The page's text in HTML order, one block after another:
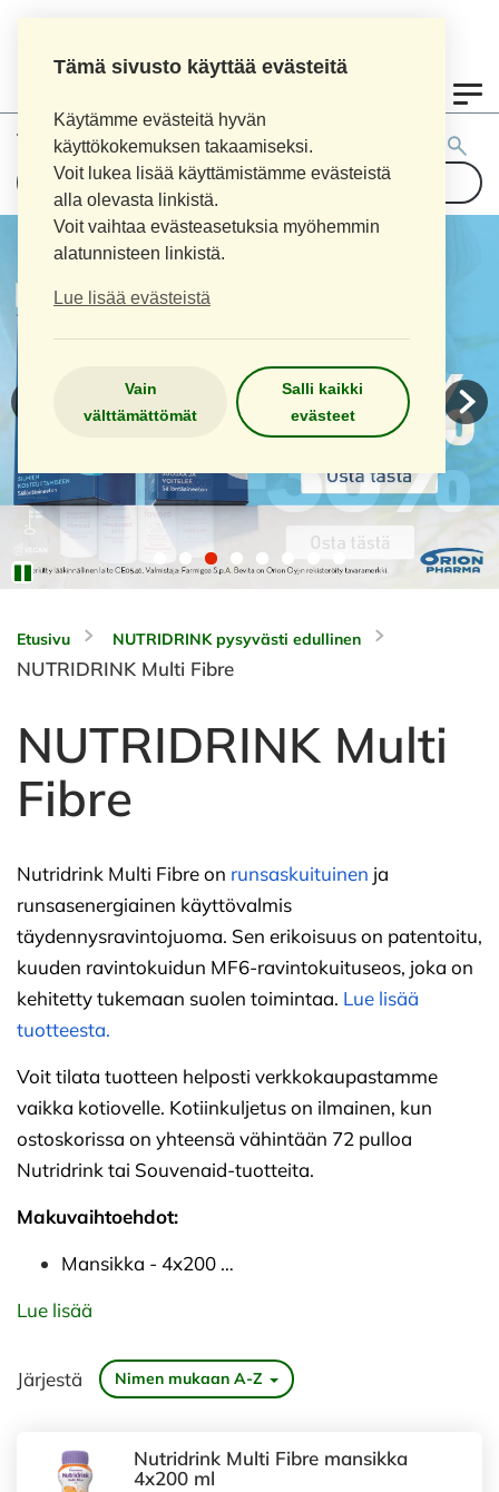
Tämä sivusto käyttää evästeitä
Käytämme evästeitä hyvän
käyttökokemuksen takaamiseksi.
Voit lukea lisää käyttämistämme evästeistä
alla olevasta linkistä.
Voit vaihtaa evästeasetuksia myöhemmin
alatunnisteen linkistä.
Lue lisää evästeistä
Vain
välttämättömät
Salli kaikki
evästeet
Tuotehaku:
Etusivu NUTRIDRINK pysyvästi edullinen
NUTRIDRINK Multi Fibre
NUTRIDRINK Multi
Fibre
Nutridrink Multi Fibre on runsaskuituinen ja
runsasenergiainen käyttövalmis
täydennysravintojuoma. Sen erikoisuus on patentoitu,
kuuden ravintokuidun MF6-ravintokuituseos, joka on
kehitetty tukemaan suolen toimintaa. Lue lisää
tuotteesta.
Voit tilata tuotteen helposti verkkokaupastamme
vaikka kotiovelle. Kotiinkuljetus on ilmainen, kun
ostoskorissa on yhteensä vähintään 72 pulloa
Nutridrink tai Souvenaid-tuotteita.
Makuvaihtoehdot:
Mansikka - 4x200 …
Lue lisää
Järjestä Nimen mukaan A-Z
Nutridrink Multi Fibre mansikka
4x200 ml